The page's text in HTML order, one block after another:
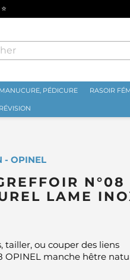
MANUCURE, PÉDICURE RASOIR
- OPINEL
LAME
tailler, ou couper des liens
OPINEL manche hêtre